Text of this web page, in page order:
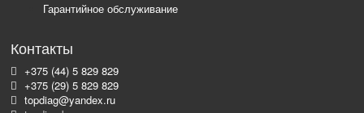
Гарантийное обслуживание
Контакты
+375 (44) 5 829 829
+375 (29) 5 829 829
topdiag@yandex.ru